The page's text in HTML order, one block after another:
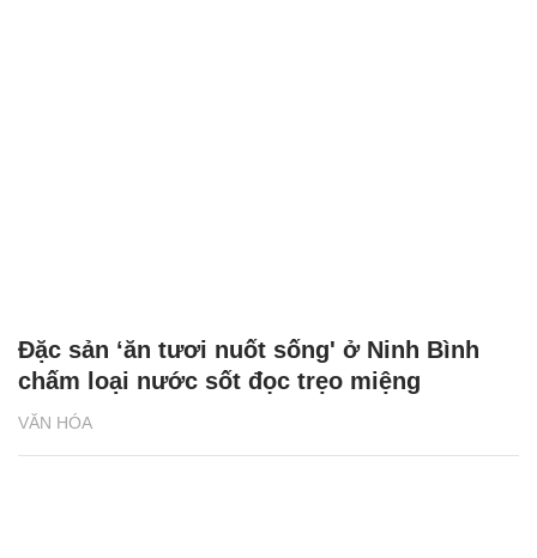
VĂN HÓA
Đặc sản ‘ăn tươi nuốt sống' ở Ninh Bình
chấm loại nước sốt đọc trẹo miệng